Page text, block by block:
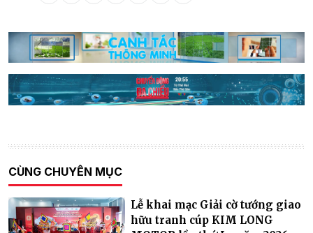
CÙNG CHUYÊN MỤC
Lễ khai mạc Giải cờ tướng giao
hữu tranh cúp KIM LONG